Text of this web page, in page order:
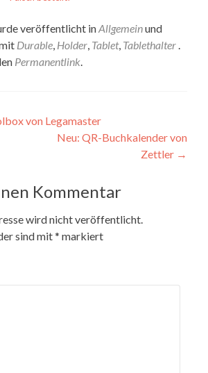
veröffentlicht inAllgemeinund
Durable Holder Tablet, Tablethalter
Permanentlink
von Legamaster
Neu: QR-Buchkalender von
Zettler →
Kommentar
wird nicht veröffentlicht.
sind mit* markiert